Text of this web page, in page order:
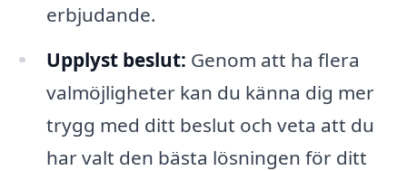
erbjudande.
Upplyst beslut: Genom att ha flera
valmöjligheter kan du känna dig mer
trygg med ditt beslut och veta att du
har valt den bästa lösningen för ditt